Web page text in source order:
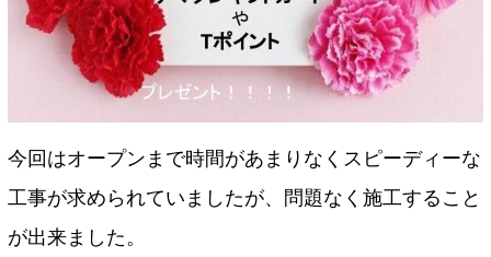
今回はオープンまで時間があまりなくスピーディーな
工事が求められていましたが、問題なく施工すること
が出来ました。